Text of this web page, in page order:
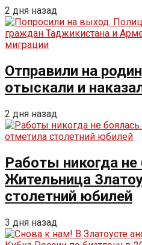
2 дня назад
Отправили на
отыскали и
2 дня назад
Работы никогда не
Жительница
столетний юбилей
3 дня назад